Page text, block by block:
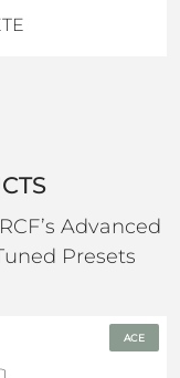
Advanced
Presets
ACE